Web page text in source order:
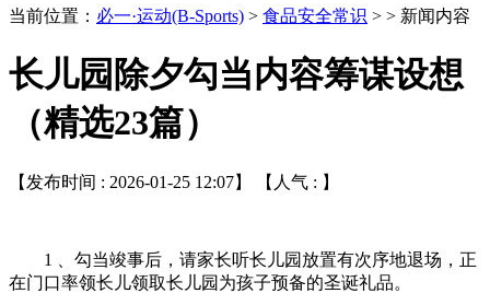
当前位置： 必一·运动(B-Sports) > 食品安全常识 > > 新闻内容
长儿园除夕勾当内容筹谋设想
（精选23篇）
【发布时间 : 2026-01-25 12:07】 【人气 : 】
1 、勾当竣事后，请家长听长儿园放置有次序地退场，正
在门口率领长儿领取长儿园为孩子预备的圣诞礼品。